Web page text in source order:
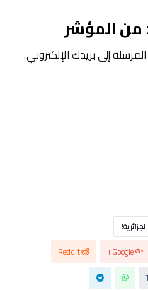
من المؤشر
إلى بريدك الإلكتروني.
Google+
Reddit